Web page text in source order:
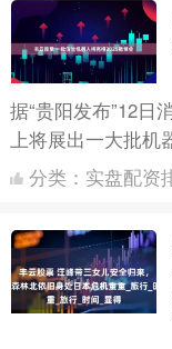
据“贵阳发布”12日
上将展出一大批机
公司、杭州云深处
分类： 实盘配资